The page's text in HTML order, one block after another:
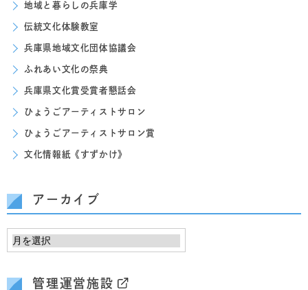
地域と暮らしの兵庫学
伝統文化体験教室
兵庫県地域文化団体協議会
ふれあい文化の祭典
兵庫県文化賞受賞者懇話会
ひょうごアーティストサロン
ひょうごアーティストサロン賞
文化情報紙《すずかけ》
アーカイブ
管理運営施設